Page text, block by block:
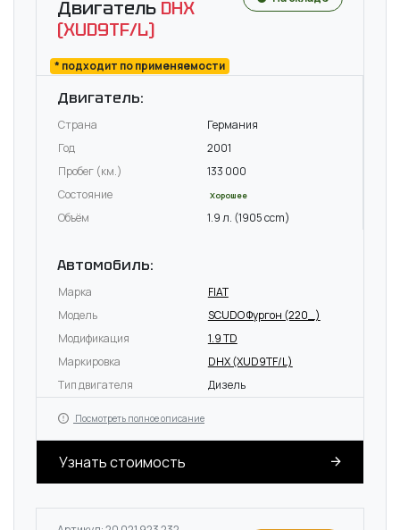
Двигатель DHX
(XUD9TF/L)
* подходит по применяемости
Двигатель:
Страна
Германия
Год
2001
Пробег (км.)
133 000
Состояние
Хорошее
Объём 1.9 л. (1905 ccm)
Автомобиль:
Марка
FIAT
Модель
SCUDO Фургон (220_)
Модификация
1.9 TD
Маркировка
DHX (XUD9TF/L)
Тип двигателя
Дизель
Посмотреть полное описание
Узнать стоимость